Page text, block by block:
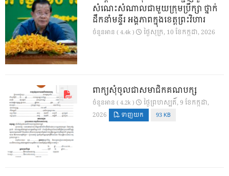
សំណេះសំណាលជាមួយក្រុមប្រឹក្សា ថ្នាក់
ដឹកនាំមន្ទីរ អង្គភាពក្នុងខេត្តព្រះវិហារ
ចំនួនអាន ( 4.4k ) ថ្ងៃ​សុក្រ, 10 ខែ​កក្កដា, 2026
ពាក្យសុំចូលជាសមាជិកគណបក្ស
ចំនួនអាន ( 4.2k )
ថ្ងៃ​ព្រហស្បតិ៍, 9 ខែ​កក្កដា,
2026
ទាញយក 93 KB